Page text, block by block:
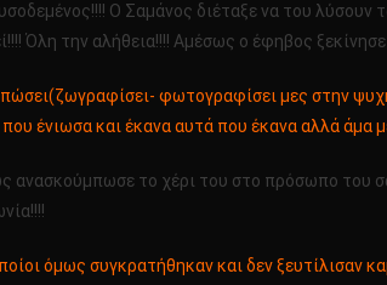
Ο Σαμάνος διέταξε να του λύσουν
Όλη την αλήθεια!!!! Αμέσως ο έφηβος
φωτογραφίσει μες στην
ένιωσα και έκανα αυτά που έκανα αλλά
το χέρι του στο πρόσωπο του
όμως συγκρατήθηκαν και δεν ξευτίλισαν